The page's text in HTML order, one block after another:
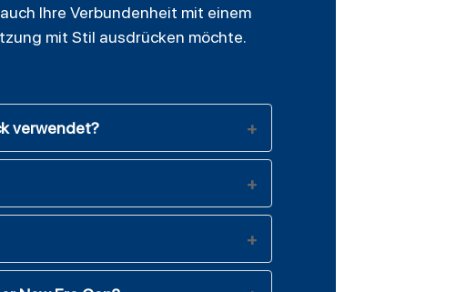
Ihre Verbundenheit mit einem
mit Stil ausdrücken möchte.
verwendet?